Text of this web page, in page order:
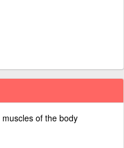
of the body